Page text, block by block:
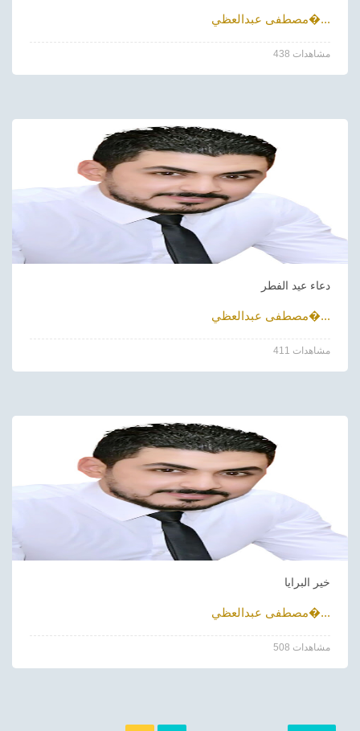
مصطفى عبدالعظي�...
438 مشاهدات
دعاء عيد الفطر
مصطفى عبدالعظي�...
411 مشاهدات
خير البرايا
مصطفى عبدالعظي�...
508 مشاهدات